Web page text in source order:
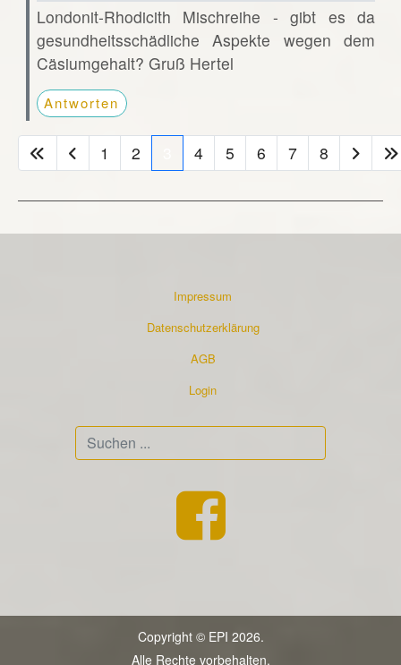
Londonit-Rhodicith Mischreihe - gibt es da
gesundheitsschädliche Aspekte wegen dem
Cäsiumgehalt? Gruß Hertel
Antworten
1 2 4 5 6 7 8
Impressum
Datenschutzerklärung
AGB
Login
Copyright © EPI 2026.
Alle Rechte vorbehalten.